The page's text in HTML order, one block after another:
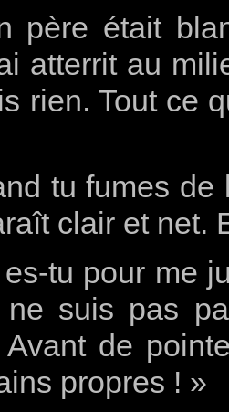
père était
atterrit au
rien. Tout ce
tu fumes de
clair et net.
tu pour me
suis pas
Avant de
propres ! »